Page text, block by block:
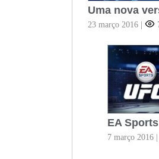
Uma nova
23 março 2016 |
EA
7 março 2016|